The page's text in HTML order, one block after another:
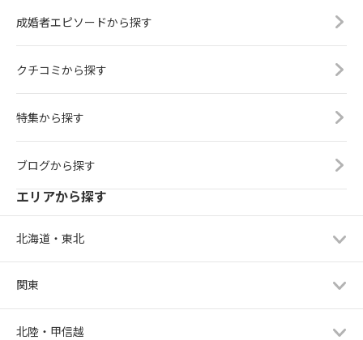
成婚者エピソードから探す
クチコミから探す
特集から探す
ブログから探す
エリアから探す
北海道・東北
関東
北陸・甲信越